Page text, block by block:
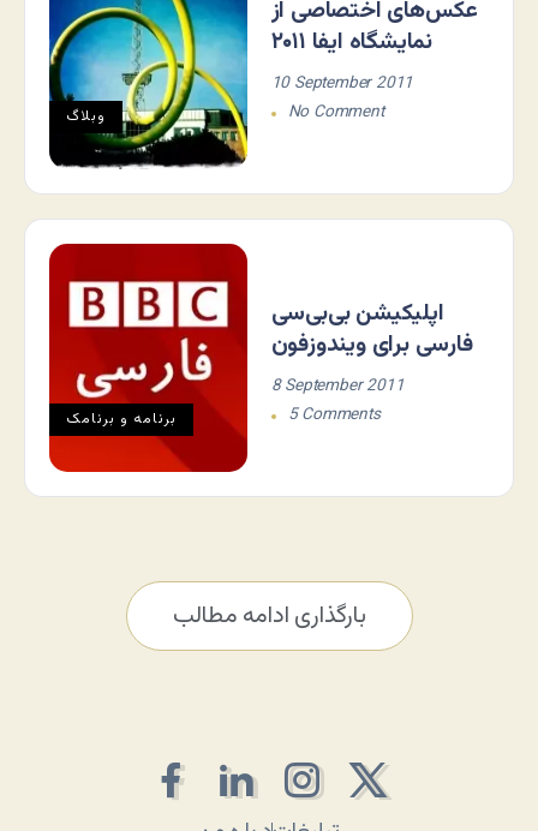
وبلاگ
عکس‌های اختصاصی از
نمایشگاه ایفا ۲۰۱۱
10 September 2011
No Comment
برنامه و برنامک
اپلیکیشن بی‌بی‌سی
فارسی برای ویندوزفون
8 September 2011
5 Comments
بارگذاری ادامه مطالب